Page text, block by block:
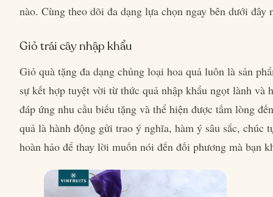
nào. Cùng theo dõi đa dạng lựa chọn ngay bên dưới đây
Giỏ trái cây nhập khẩu
Giỏ quà tặng đa dạng chủng loại hoa quả luôn là sản
sự kết hợp tuyệt vời từ thức quả nhập khẩu ngọt lành và
đáp ứng nhu cầu biếu tặng và thể hiện được tấm lòng
quả là hành động gửi trao ý nghĩa, hàm ý sâu sắc, chúc
hoàn hảo để thay lời muốn nói đến đối phương mà bạn